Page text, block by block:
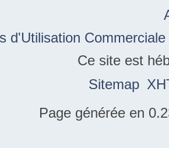
d'Utilisation
Ce site est
Sitemap
Page générée en